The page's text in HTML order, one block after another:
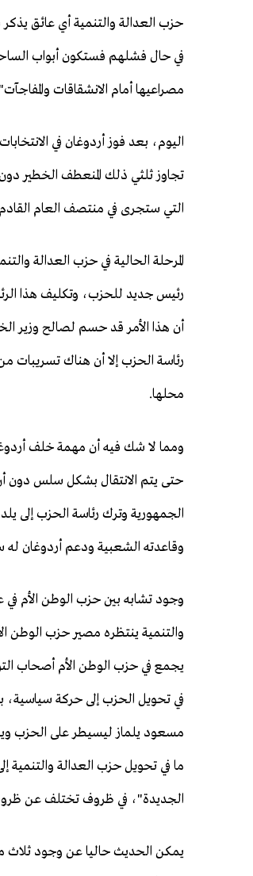
حزب العدالة والتنمية أي عائق
في حال فشلهم فستكون أبواب
مصراعيها أمام الانشقاقات
اليوم، بعد فوز أردوغان في
تجاوز ثلثي ذلك المنعطف الخطير
التي ستجرى في منتصف العام
المرحلة الحالية في حزب العدالة
رئيس جديد للحزب، وتكليف هذا
أن هذا الأمر قد حسم لصالح وزير
رئاسة الحزب إلا أن هناك
محلها.
ومما لا شك فيه أن مهمة خلف
حتى يتم الانتقال بشكل سلس دون
الجمهورية وترك رئاسة الحزب إلى
وقاعدته الشعبية ودعم أردوغان
وجود تشابه بين حزب الوطن الأم في
والتنمية ينتظره مصير حزب الوطن
يجمع في حزب الوطن الأم أصحاب
في تحويل الحزب إلى حركة سياسية،
مسعود يلماز ليسيطر على الحزب
ما في تحويل حزب العدالة والتنمية
الجديدة"، في ظروف تختلف عن ظروف
يمكن الحديث حاليا عن وجود ثلاث